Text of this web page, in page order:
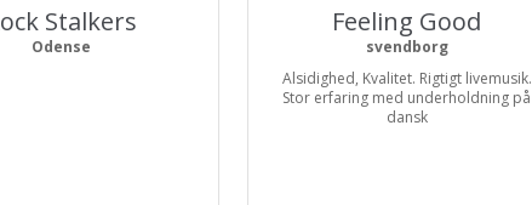
Stalkers
Odense
Feeling Good
svendborg
Alsidighed, Kvalitet. Rigtigt livemusik.
Stor erfaring med underholdning på
dansk